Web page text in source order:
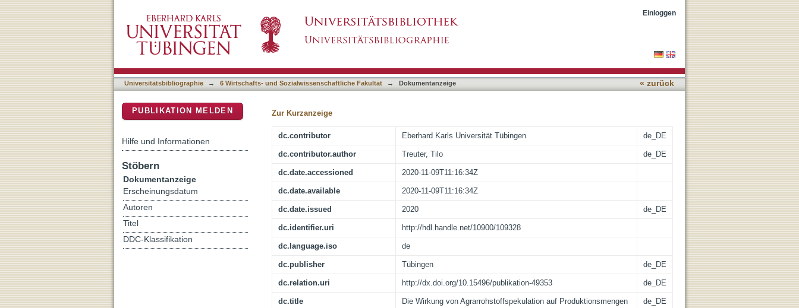
Einloggen
Universitätsbibliographie → 6 Wirtschafts- und Sozialwissenschaftliche Fakultät → Dokumentanzeige « zurück
Zur Kurzanzeige
dc.contributor Eberhard Karls Universität Tübingen de_DE
dc.contributor.author Treuter, Tilo de_DE
dc.date.accessioned 2020-11-09T11:16:34Z
dc.date.available 2020-11-09T11:16:34Z
dc.date.issued 2020 de_DE
dc.identifier.uri http://hdl.handle.net/10900/109328
dc.language.iso de
dc.publisher Tübingen de_DE
dc.relation.uri http://dx.doi.org/10.15496/publikation-49353 de_DE
dc.title
Die Wirkung von Agrarrohstoffspekulation auf Produktionsmengen
de_DE
PUBLIKATION MELDEN
Hilfe und Informationen
Stöbern
Dokumentanzeige
Erscheinungsdatum
Autoren
Titel
DDC-Klassifikation